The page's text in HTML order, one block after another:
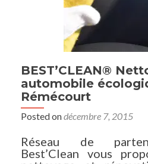
BEST’CLEAN®
automobile
Rémécourt
Posted ondécembre 7, 2015
Réseau de
Best’Clean vous